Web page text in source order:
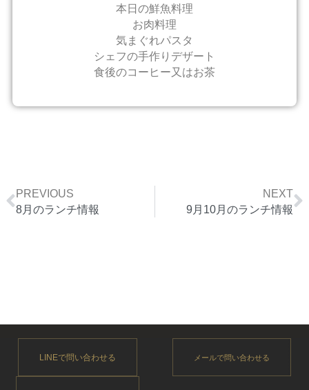
本日の鮮魚料理
お肉料理
気まぐれパスタ
シェフの手作りデザート
食後のコーヒー又はお茶
Prev
PREVIOUS
8月のランチ情報
NEXT
9月10月のランチ情報
LINEで問い合わせる メールで問い合わせる